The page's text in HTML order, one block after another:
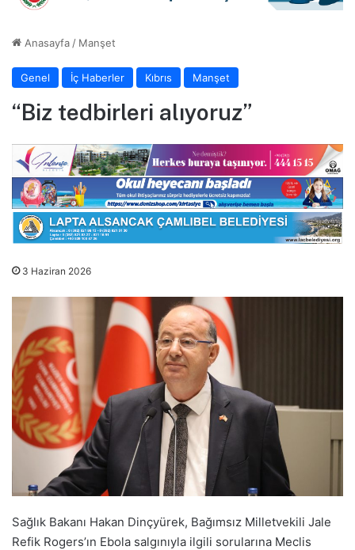
Anasayfa / Manşet
Genel İç Haberler Kıbrıs Manşet
“Biz tedbirleri alıyoruz”
3 Haziran 2026
Sağlık Bakanı Hakan Dinçyürek, Bağımsız Milletvekili Jale
Refik Rogers’ın Ebola salgınıyla ilgili sorularına Meclis